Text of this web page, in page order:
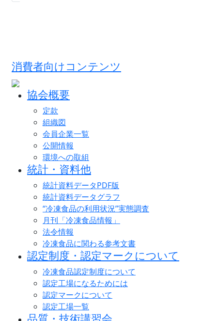
消費者向けコンテンツ
協会概要
定款
組織図
会員企業一覧
公開情報
環境への取組
統計・資料他
統計資料データPDF版
統計資料データグラフ
“冷凍食品の利用状況”実態調査
月刊「冷凍食品情報」
法令情報
冷凍食品に関わる参考文書
認定制度・認定マークについて
冷凍食品認定制度について
認定工場になるためには
認定マークについて
認定工場一覧